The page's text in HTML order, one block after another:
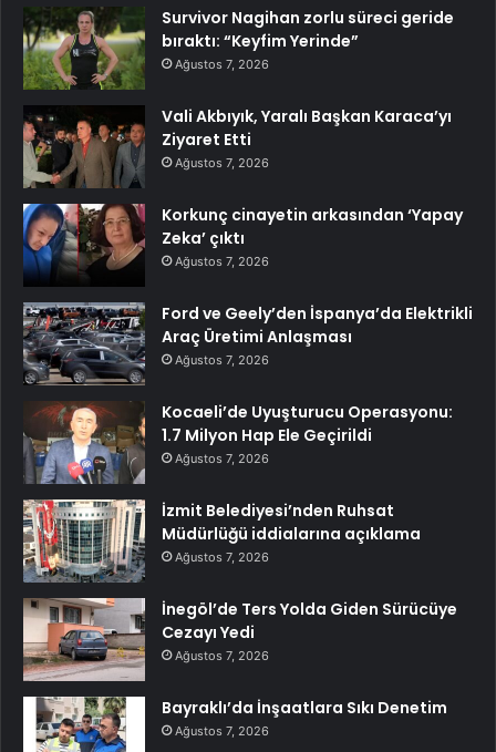
Survivor Nagihan zorlu süreci geride
bıraktı: “Keyfim Yerinde”
Ağustos 7, 2026
Vali Akbıyık, Yaralı Başkan Karaca’yı
Ziyaret Etti
Ağustos 7, 2026
Korkunç cinayetin arkasından ‘Yapay
Zeka’ çıktı
Ağustos 7, 2026
Ford ve Geely’den İspanya’da Elektrikli
Araç Üretimi Anlaşması
Ağustos 7, 2026
Kocaeli’de Uyuşturucu Operasyonu:
1.7 Milyon Hap Ele Geçirildi
Ağustos 7, 2026
İzmit Belediyesi’nden Ruhsat
Müdürlüğü iddialarına açıklama
Ağustos 7, 2026
İnegöl’de Ters Yolda Giden Sürücüye
Cezayı Yedi
Ağustos 7, 2026
Bayraklı’da İnşaatlara Sıkı Denetim
Ağustos 7, 2026